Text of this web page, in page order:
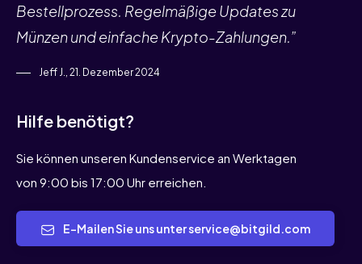
Bestellprozess. Regelmäßige Updates zu
Münzen und einfache Krypto-Zahlungen.”
Jeff J., 21. Dezember 2024
Hilfe benötigt?
Sie können unseren Kundenservice an Werktagen
von 9:00 bis 17:00 Uhr erreichen.
E-Mailen Sie uns unter service@bitgild.com